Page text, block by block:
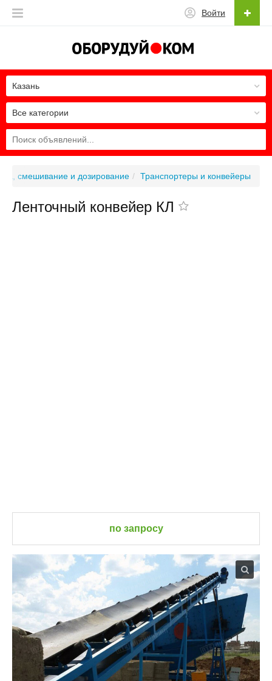
Войти
Все категории
Казань
смешивание и дозирование Транспортеры и конвейеры
Ленточный конвейер КЛ
по запросу